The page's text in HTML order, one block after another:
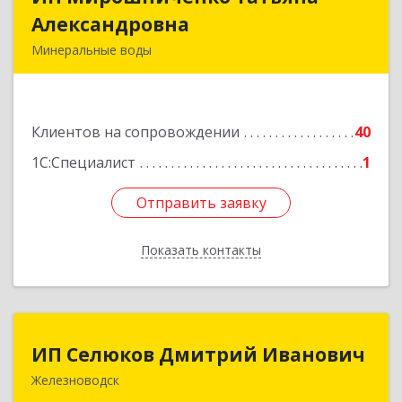
Александровна
Минеральные воды
Клиентов на сопровождении
40
1С:Специалист
1
Отправить заявку
Показать контакты
Подробнее
Отправить заявку
Назад
ИП Селюков Дмитрий Иванович
Железноводск
ИП Селюков Дмитрий Иванович
357400, Ставропольский край, Железноводск г,